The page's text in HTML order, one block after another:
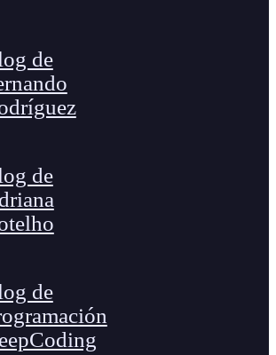
de
de
de